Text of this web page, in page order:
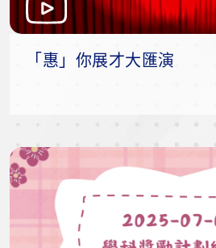
「惠」你展才大匯演